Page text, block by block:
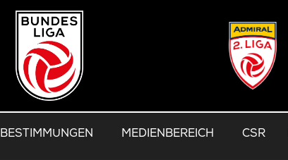
BESTIMMUNGEN MEDIENBEREICH CSR